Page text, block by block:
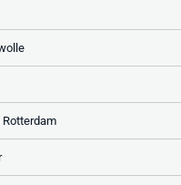
Rotterdam